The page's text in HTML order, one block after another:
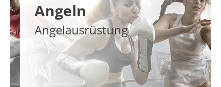
Angeln
Angelausrüstung